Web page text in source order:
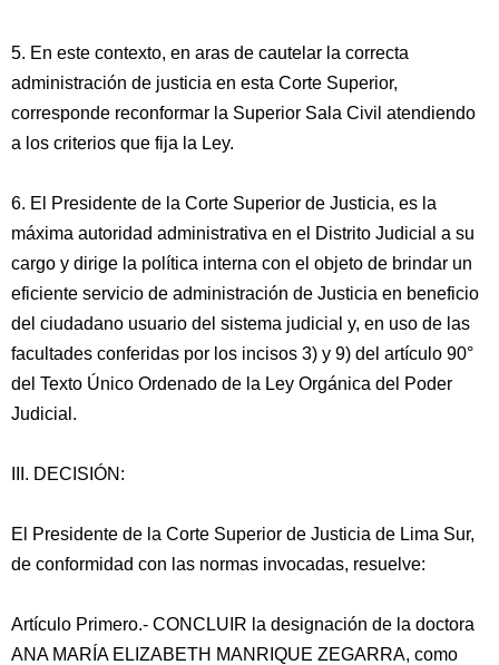
5. En este contexto, en aras de cautelar la correcta
administración de justicia en esta Corte Superior,
corresponde reconformar la Superior Sala Civil atendiendo
a los criterios que fija la Ley.
6. El Presidente de la Corte Superior de Justicia, es la
máxima autoridad administrativa en el Distrito Judicial a su
cargo y dirige la política interna con el objeto de brindar un
eficiente servicio de administración de Justicia en beneficio
del ciudadano usuario del sistema judicial y, en uso de las
facultades conferidas por los incisos 3) y 9) del artículo 90°
del Texto Único Ordenado de la Ley Orgánica del Poder
Judicial.
III. DECISIÓN:
El Presidente de la Corte Superior de Justicia de Lima Sur,
de conformidad con las normas invocadas, resuelve:
Artículo Primero.- CONCLUIR la designación de la doctora
ANA MARÍA ELIZABETH MANRIQUE ZEGARRA, como